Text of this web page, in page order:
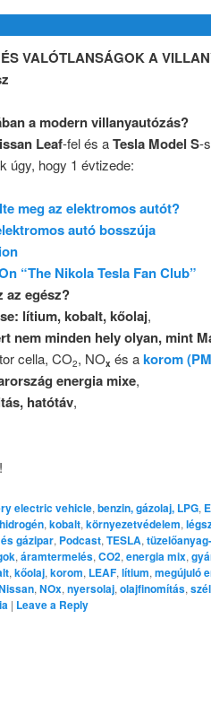
VALÓTLANSÁGOK A
a modern villanyautózás?
Leaf-fel és aTesla Model S-
úgy, hogy 1 évtizede:
meg az elektromos autót?
autó bosszúja
“The Nikola Tesla Fan Club”
az egész?
lítium, kobalt, kőolaj,
nem minden hely olyan, mint
cella, CO2, NOx és akorom (PM
energia mixe,
hatótáv,
electric vehicle, benzin, gázolaj, LPG,
hidrogén, kobalt, környezetvédelem,
gázipar, Podcast, TESLA,
, áramtermelés, CO2, energia mix,
, kőolaj, korom, LEAF, lítium, megújuló
, NOx, nyersolaj, olajfinomítás,
| Leave a Reply